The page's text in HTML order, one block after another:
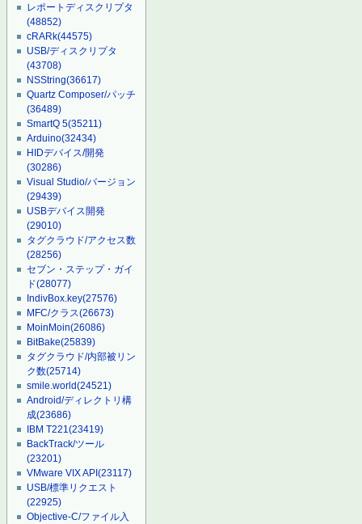
レポートディスクリプタ
(48852)
cRARk(44575)
USB/ディスクリプタ
(43708)
NSString(36617)
Quartz Composer/パッチ
(36489)
SmartQ 5(35211)
Arduino(32434)
HIDデバイス/開発
(30286)
Visual Studio/バージョン
(29439)
USBデバイス開発
(29010)
タグクラウド/アクセス数
(28256)
セブン・ステップ・ガイ
ド(28077)
IndivBox.key(27576)
MFC/クラス(26673)
MoinMoin(26086)
BitBake(25839)
タグクラウド/内部被リン
ク数(25714)
smile.world(24521)
Android/ディレクトリ構
成(23686)
IBM T221(23419)
BackTrack/ツール
(23201)
VMware VIX API(23117)
USB/標準リクエスト
(22925)
Objective-C/ファイル入